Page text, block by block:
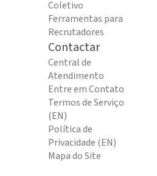
Coletivo
Ferramentas para
Recrutadores
Contactar
Central de
Atendimento
Entre em Contato
Termos de Serviço
(EN)
Política de
Privacidade (EN)
Mapa do Site